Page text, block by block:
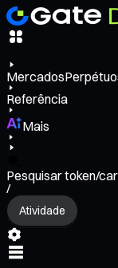
Mercados
Referência
Mais
Pesquisar token/
/
Atividade